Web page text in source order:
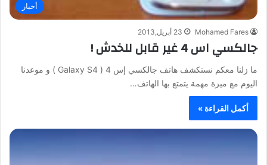
أخبار
Mohamed Fares 23 أبريل,2013
جالكسي اس 4 غير قابل للخدش !
ما زلنا معكم نستكشف هاتف جالكسي إس 4 ( Galaxy S4 ) و موعدنا
اليوم مع ميزة مهمة يتمتع بها الهاتف…
أكمل القراءة »